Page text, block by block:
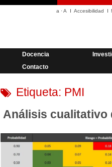
a ·A Accesibilidad
Docencia
Contacto
Etiqueta: PMI
Análisis cualitativo